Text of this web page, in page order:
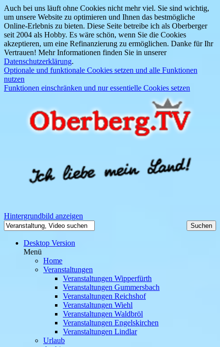
Auch bei uns läuft ohne Cookies nicht mehr viel. Sie sind wichtig,
um unsere Website zu optimieren und Ihnen das bestmögliche
Online-Erlebnis zu bieten. Diese Seite betreibe ich als Oberberger
seit 2004 als Hobby. Es wäre schön, wenn Sie die Cookies
akzeptieren, um eine Refinanzierung zu ermöglichen. Danke für Ihr
Vertrauen! Mehr Informationen finden Sie in unserer
Datenschutzerklärung.
Optionale und funktionale Cookies setzen und alle Funktionen
nutzen
Funktionen einschränken und nur essentielle Cookies setzen
Hintergrundbild anzeigen
Desktop Version
Menü
Home
Veranstaltungen
Veranstaltungen Wipperfürth
Veranstaltungen Gummersbach
Veranstaltungen Reichshof
Veranstaltungen Wiehl
Veranstaltungen Waldbröl
Veranstaltungen Engelskirchen
Veranstaltungen Lindlar
Urlaub